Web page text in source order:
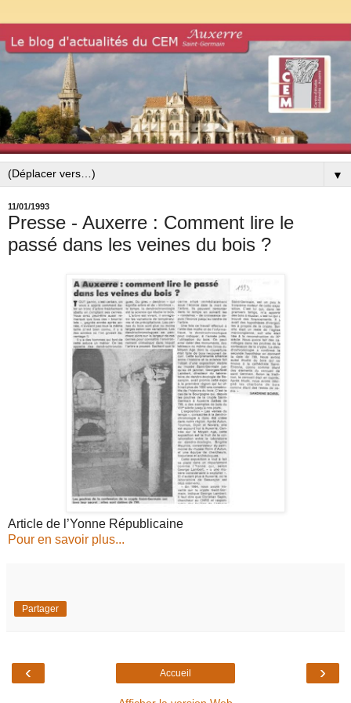
▼
11/01/1993
Presse - Auxerre : Comment lire le
passé dans les veines du bois ?
Article de l’Yonne Républicaine
Pour en savoir plus...
Partager
‹ ›
Accueil